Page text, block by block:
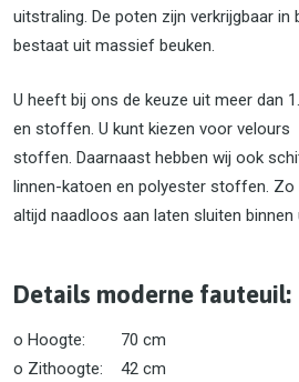
uitstraling. De poten zijn verkrijgbaar in
bestaat uit massief beuken.
U heeft bij ons de keuze uit meer dan
en stoffen. U kunt kiezen voor velours
stoffen. Daarnaast hebben wij ook
linnen-katoen en polyester stoffen. Zo
altijd naadloos aan laten sluiten binnen
Details moderne fauteuil:
o Hoogte: 70 cm
o Zithoogte: 42 cm